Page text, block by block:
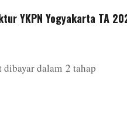
YKPN Yogyakarta TA
dibayar dalam 2 tahap